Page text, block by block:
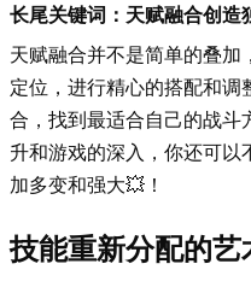
长尾关键词：天赋融合创造
天赋融合并不是简单的叠
定位，进行精心的搭配和调
合，找到最适合自己的战
升和游戏的深入，你还可以
加多变和强大💥！
技能重新分配的艺